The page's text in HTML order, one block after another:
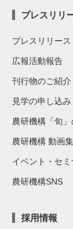
プレスリリ
プレスリリース
広報活動報告
刊行物のご紹介
見学の申し込み
農研機構「旬」
農研機構 動画集
イベント・セミ
農研機構SNS
採用情報